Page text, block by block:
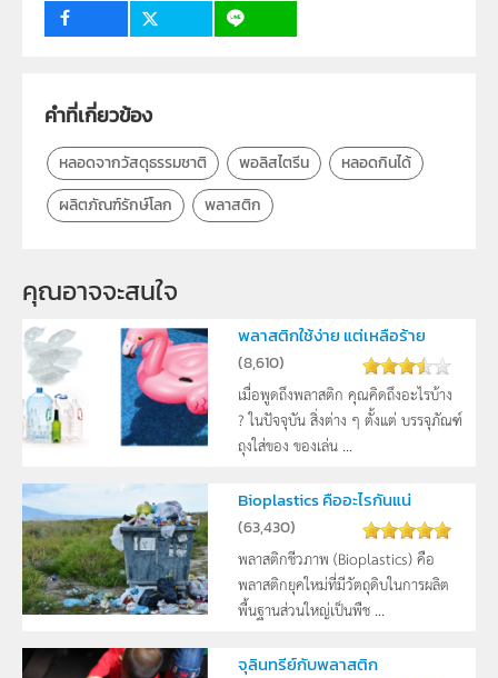
ม.1, ม.2, ม.3, ม.4, ม.5, ม.6
คำที่เกี่ยวข้อง
หลอดจากวัสดุธรรมชาติ พอลิสไตรีน
หลอดกินได้
ผลิตภัณฑ์รักษ์โลก
พลาสติก
คุณอาจจะสนใจ
พลาสติกใช้ง่าย แต่เหลือร้าย
(8,610)
เมื่อพูดถึงพลาสติก คุณคิดถึงอะไรบ้าง
? ในปัจจุบัน สิ่งต่าง ๆ ตั้งแต่ บรรจุภัณฑ์
ถุงใส่ของ ของเล่น ...
Bioplastics คืออะไรกันแน่
(63,430)
พลาสติกชีวภาพ (Bioplastics) คือ
พลาสติกยุคใหม่ที่มีวัตถุดิบในการผลิต
พื้นฐานส่วนใหญ่เป็นพืช ...
จุลินทรีย์กับพลาสติก